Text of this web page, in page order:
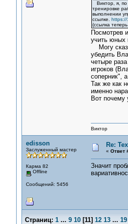
Виктор, я, по
тренировке
выполнении
ссылке. https://
(ссылка
Посмотрев
учить юных
Могу
убедить
четыре
игроков
соперник",
Так же как
именно
Вот почему
Виктор
edisson
Заслуженный мастер
Карма 82
Offline
Сообщений: 5456
Re:
« Ответ
Значит
Страниц: 1 ... 9 10[11] 12 13 ... 19